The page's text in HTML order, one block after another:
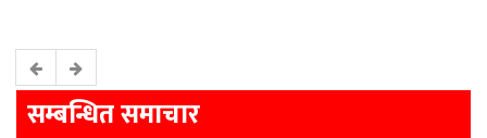
सम्बन्धित समाचार